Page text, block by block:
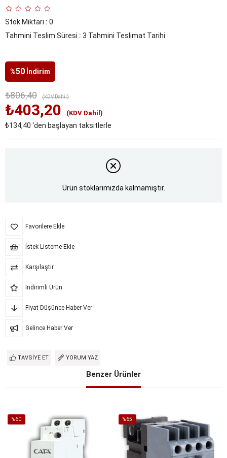
Stok Miktarı : 0
Tahmini Teslim Süresi : 3 Tahmini Teslimat Tarihi
%50 İndirim
₺806,40 (KDV Dahil)
₺403,20 (KDV Dahil)
₺134,40 'den başlayan taksitlerle
Ürün stoklarımızda kalmamıştır.
Favorilere Ekle
İstek Listeme Ekle
Karşılaştır
İndirimli Ürün
Fiyat Düşünce Haber Ver
Gelince Haber Ver
TAVSIYE ET YORUM YAZ
Benzer Ürünler
%60
%60İndirim
%65
%65İndirim